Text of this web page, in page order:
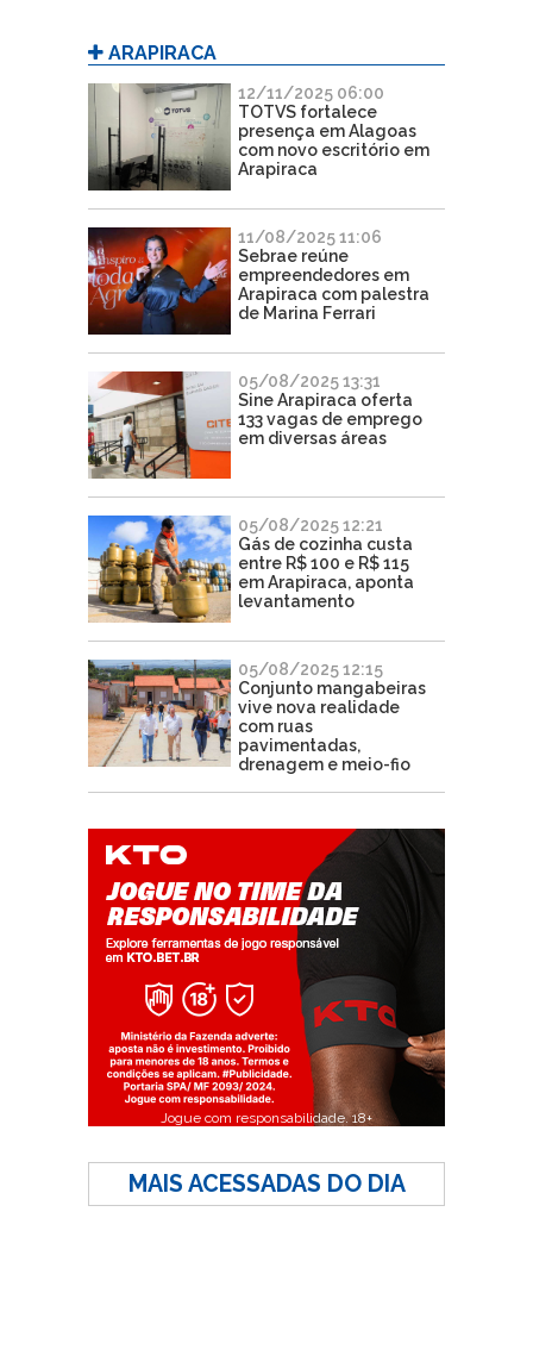
ARAPIRACA
12/11/2025 06:00
TOTVS fortalece
presença em Alagoas
com novo escritório em
Arapiraca
11/08/2025 11:06
Sebrae reúne
empreendedores em
Arapiraca com palestra
de Marina Ferrari
05/08/2025 13:31
Sine Arapiraca oferta
133 vagas de emprego
em diversas áreas
05/08/2025 12:21
Gás de cozinha custa
entre R$ 100 e R$ 115
em Arapiraca, aponta
levantamento
05/08/2025 12:15
Conjunto mangabeiras
vive nova realidade
com ruas
pavimentadas,
drenagem e meio-fio
Jogue com responsabilidade. 18+
MAIS ACESSADAS DO DIA